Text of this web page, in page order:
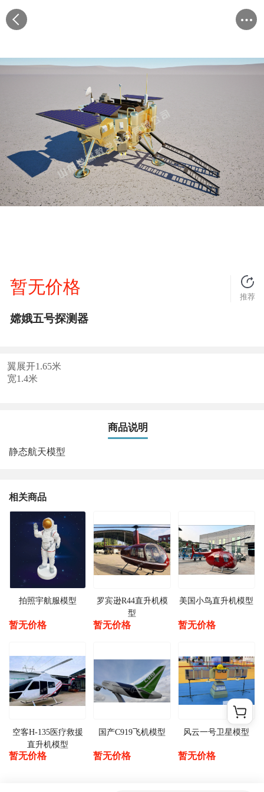
暂无价格
推荐
嫦娥五号探测器
翼展开1.65米
宽1.4米
商品说明
静态航天模型
相关商品
拍照宇航服模型
暂无价格
罗宾逊R44直升机模
型
暂无价格
美国小鸟直升机模型
暂无价格
空客H-135医疗救援
直升机模型
暂无价格
国产C919飞机模型
暂无价格
风云一号卫星模型
暂无价格